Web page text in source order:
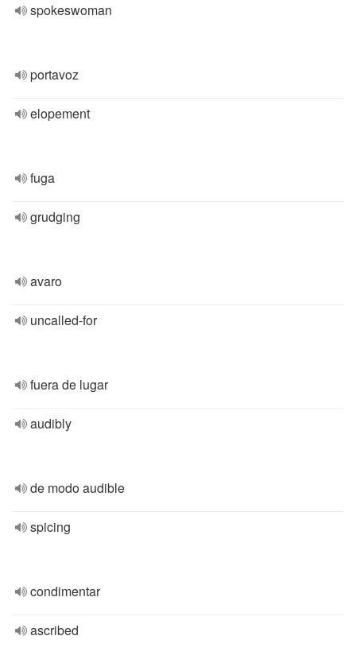
spokeswoman
portavoz
elopement
fuga
grudging
avaro
uncalled-for
fuera de lugar
audibly
de modo audible
spicing
condimentar
ascribed